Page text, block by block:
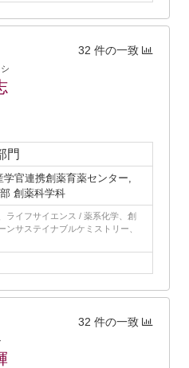
32 件の一致
門
官連携創薬育薬センター,
創薬科学科
ライフサイエンス / 薬系化学、創
サステイナブルケミストリー、
32 件の一致